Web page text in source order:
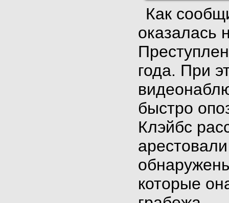
Как
оказалась
года. При
быстро
Клэйбс
которые